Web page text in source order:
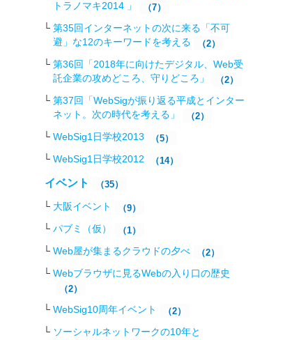
トラノマキ2014 」
（7）
第35回インターネットの次に来る「不可
避」な12のキーワードを考える
（2）
第36回「2018年に向けたデジタル、Web受
託企業の攻めどころ、守りどころ」
（2）
第37回「WebSigが振り返る平成とインター
ネット。次の時代を考える」
（2）
WebSig1日学校2013 （5）
WebSig1日学校2012 （14）
イベント （35）
大阪イベント （9）
パブミ（仮） （1）
Web屋が集まるクラウドの夕べ （2）
Webブラウザに見るWebの入り口の歴史
（2）
WebSig10周年イベント （2）
ソーシャルネットワークの10年と